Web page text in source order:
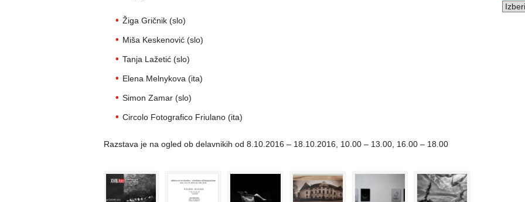
Žiga Gričnik (slo)
Miša Keskenović (slo)
Tanja Lažetić (slo)
Elena Melnykova (ita)
Simon Zamar (slo)
Circolo Fotografico Friulano (ita)
Razstava je na ogled ob delavnikih od 8.10.2016 – 18.10.2016, 10.00 – 13.00, 16.00 – 18.00
Arhiv